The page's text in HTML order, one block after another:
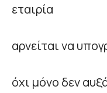
εταιρία
αρνείται να
όχι μόνο δεν